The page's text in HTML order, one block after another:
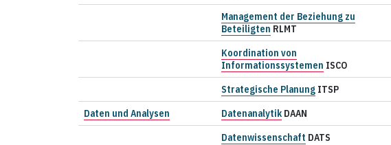
Management der Beziehung zu
Beteiligten RLMT
Koordination von
Informationssystemen ISCO
Strategische Planung ITSP
Daten und Analysen
Datenanalytik DAAN
Datenwissenschaft DATS